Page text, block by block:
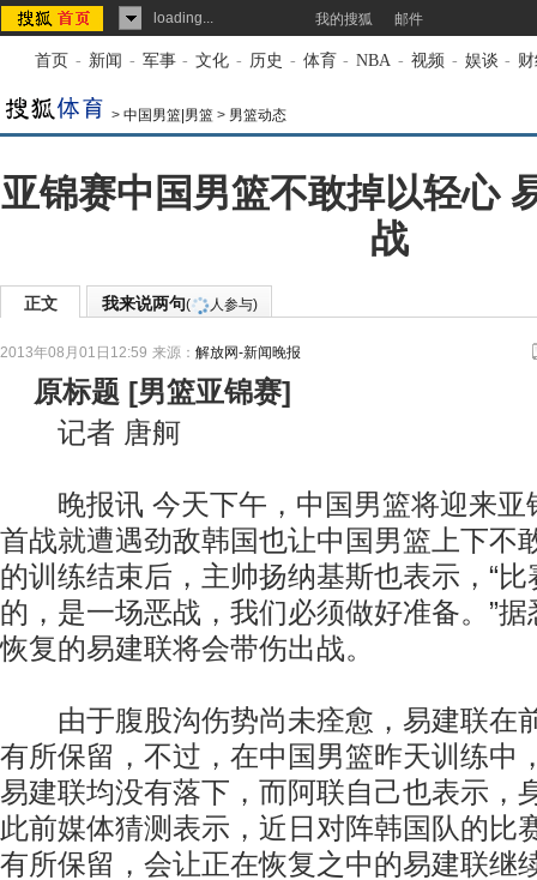
loading... 我的搜狐 邮件
首页 - 新闻 - 军事 - 文化 - 历史 - 体育 - NBA - 视频 - 娱谈 -
> 中国男篮|男篮 > 男篮动态
亚锦赛中国男篮不敢掉以轻心
战
正文 我来说两句( 人参与)
2013年08月01日12:59 来源： 解放网-新闻晚报
原标题 [男篮亚锦赛]
记者 唐舸
晚报讯 今天下午，中国男篮将迎来亚
首战就遭遇劲敌韩国也让中国男篮上下不
的训练结束后，主帅扬纳基斯也表示，“
的，是一场恶战，我们必须做好准备。”
恢复的易建联将会带伤出战。
由于腹股沟伤势尚未痊愈，易建联在
有所保留，不过，在中国男篮昨天训练中
易建联均没有落下，而阿联自己也表示，
此前媒体猜测表示，近日对阵韩国队的比
有所保留，会让正在恢复之中的易建联继